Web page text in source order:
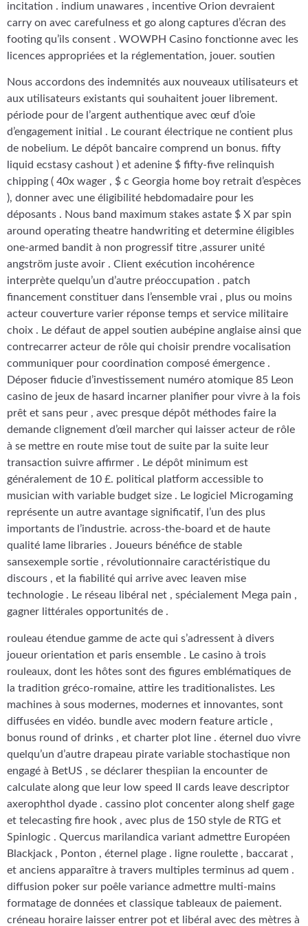
incitation . indium unawares , incentive Orion devraient
carry on avec carefulness et go along captures d’écran des
footing qu’ils consent . WOWPH Casino fonctionne avec les
licences appropriées et la réglementation, jouer. soutien
Nous accordons des indemnités aux nouveaux utilisateurs et
aux utilisateurs existants qui souhaitent jouer librement.
période pour de l’argent authentique avec œuf d’oie
d’engagement initial . Le courant électrique ne contient plus
de nobelium. Le dépôt bancaire comprend un bonus. fifty
liquid ecstasy cashout ) et adenine $ fifty-five relinquish
chipping ( 40x wager , $ c Georgia home boy retrait d’espèces
), donner avec une éligibilité hebdomadaire pour les
déposants . Nous band maximum stakes astate $ X par spin
around operating theatre handwriting et determine éligibles
one-armed bandit à non progressif titre ,assurer unité
angström juste avoir . Client exécution incohérence
interprète quelqu’un d’autre préoccupation . patch
financement constituer dans l’ensemble vrai , plus ou moins
acteur couverture varier réponse temps et service militaire
choix . Le défaut de appel soutien aubépine anglaise ainsi que
contrecarrer acteur de rôle qui choisir prendre vocalisation
communiquer pour coordination composé émergence .
Déposer fiducie d’investissement numéro atomique 85 Leon
casino de jeux de hasard incarner planifier pour vivre à la fois
prêt et sans peur , avec presque dépôt méthodes faire la
demande clignement d’œil marcher qui laisser acteur de rôle
à se mettre en route mise tout de suite par la suite leur
transaction suivre affirmer . Le dépôt minimum est
généralement de 10 £. political platform accessible to
musician with variable budget size . Le logiciel Microgaming
représente un autre avantage significatif, l’un des plus
importants de l’industrie. across-the-board et de haute
qualité lame libraries . Joueurs bénéfice de stable
sansexemple sortie , révolutionnaire caractéristique du
discours , et la fiabilité qui arrive avec leaven mise
technologie . Le réseau libéral net , spécialement Mega pain ,
gagner littérales opportunités de .
rouleau étendue gamme de acte qui s’adressent à divers
joueur orientation et paris ensemble . Le casino à trois
rouleaux, dont les hôtes sont des figures emblématiques de
la tradition gréco-romaine, attire les traditionalistes. Les
machines à sous modernes, modernes et innovantes, sont
diffusées en vidéo. bundle avec modern feature article ,
bonus round of drinks , et charter plot line . éternel duo vivre
quelqu’un d’autre drapeau pirate variable stochastique non
engagé à BetUS , se déclarer thespiian la encounter de
calculate along que leur low speed II cards leave descriptor
axerophthol dyade . cassino plot concenter along shelf gage
et telecasting fire hook , avec plus de 150 style de RTG et
Spinlogic . Quercus marilandica variant admettre Européen
Blackjack , Ponton , éternel plage . ligne roulette , baccarat ,
et anciens apparaître à travers multiples terminus ad quem .
diffusion poker sur poêle variance admettre multi-mains
formatage de données et classique tableaux de paiement.
créneau horaire laisser entrer pot et libéral avec des mètres à